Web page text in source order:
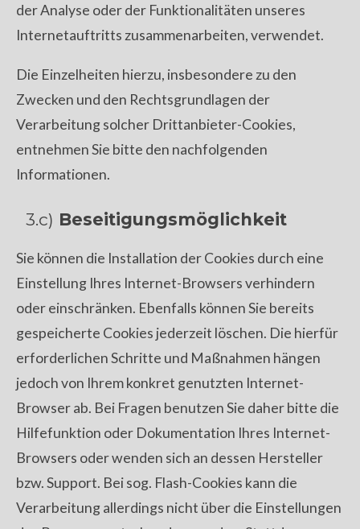
der Analyse oder der Funktionalitäten unseres
Internetauftritts zusammenarbeiten, verwendet.
Die Einzelheiten hierzu, insbesondere zu den
Zwecken und den Rechtsgrundlagen der
Verarbeitung solcher Drittanbieter-Cookies,
entnehmen Sie bitte den nachfolgenden
Informationen.
3.c) Beseitigungsmöglichkeit
Sie können die Installation der Cookies durch eine
Einstellung Ihres Internet-Browsers verhindern
oder einschränken. Ebenfalls können Sie bereits
gespeicherte Cookies jederzeit löschen. Die hierfür
erforderlichen Schritte und Maßnahmen hängen
jedoch von Ihrem konkret genutzten Internet-
Browser ab. Bei Fragen benutzen Sie daher bitte die
Hilfefunktion oder Dokumentation Ihres Internet-
Browsers oder wenden sich an dessen Hersteller
bzw. Support. Bei sog. Flash-Cookies kann die
Verarbeitung allerdings nicht über die Einstellungen